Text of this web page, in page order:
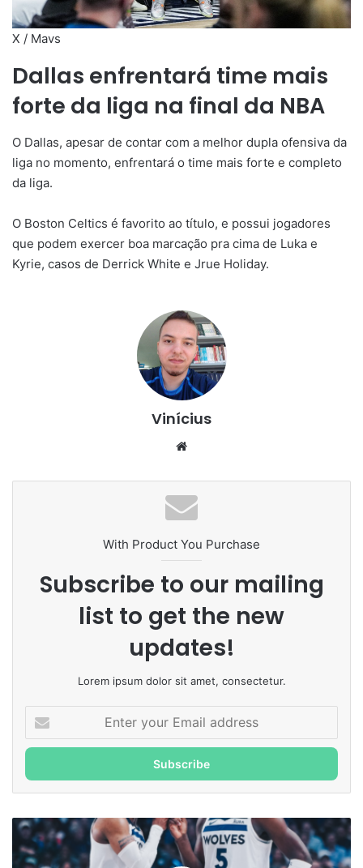
X / Mavs
Dallas enfrentará time mais
forte da liga na final da NBA
O Dallas, apesar de contar com a melhor dupla ofensiva da
liga no momento, enfrentará o time mais forte e completo
da liga.
O Boston Celtics é favorito ao título, e possui jogadores
que podem exercer boa marcação pra cima de Luka e
Kyrie, casos de Derrick White e Jrue Holiday.
Vinícius
With Product You Purchase
Subscribe to our mailing
list to get the new
updates!
Lorem ipsum dolor sit amet, consectetur.
your
Email
NBA:
Wolves
vencem